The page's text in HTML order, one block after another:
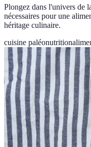
Plongez dans l'univers de
nécessaires pour une
héritage culinaire.
cuisine paléonutrition